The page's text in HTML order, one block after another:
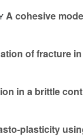
A cohesive
of fracture
in a brittle
plasticity